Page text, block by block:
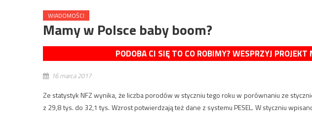
WIADOMOŚCI
Mamy w Polsce baby boom?
PODOBA CI SIĘ TO CO ROBIMY? WESPRZYJ
16 marca 2017
Ze statystyk NFZ wynika, że liczba porodów w styczniu tego roku w porównaniu ze
z 29,8 tys. do 32,1 tys. Wzrost potwierdzają też dane z systemu PESEL. W styczniu